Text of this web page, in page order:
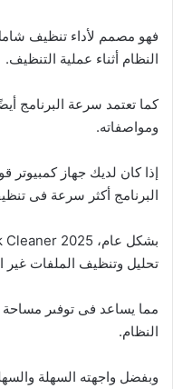
فهو مصمم لأداء تنظيف
النظام أثناء عملية التنظيف.
ومواصفاته.
إذا كان لديك جهاز كمبيوتر
البرنامج أكثر سرعة فى
تحليل وتنظيف الملفات
مما يساعد فى توفىر
النظام.
وبفضل واجهته السهلة